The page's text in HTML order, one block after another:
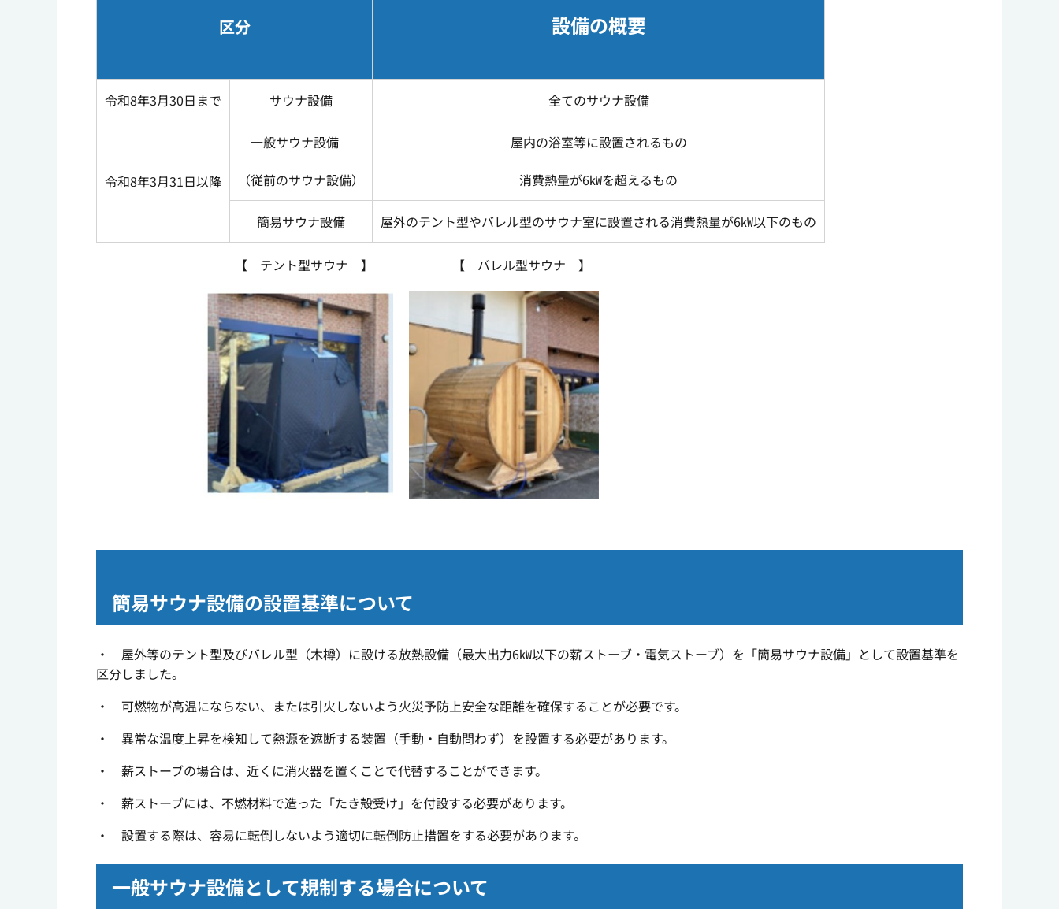
区分 設備の概要
令和8年3月30日まで サウナ設備 全てのサウナ設備
令和8年3月31日以降
一般サウナ設備
（従前のサウナ設備）
屋内の浴室等に設置されるもの
消費熱量が6㎾を超えるもの
簡易サウナ設備 屋外のテント型やバレル型のサウナ室に設置される消費熱量が6㎾以下のもの
【 テント型サウナ 】 【 バレル型サウナ 】
簡易サウナ設備の設置基準について
・ 屋外等のテント型及びバレル型（木樽）に設ける放熱設備（最大出力6㎾以下の薪ストーブ・電気ストーブ）を「簡易サウナ設備」として設置基準を
区分しました。
・ 可燃物が高温にならない、または引火しないよう火災予防上安全な距離を確保することが必要です。
・ 異常な温度上昇を検知して熱源を遮断する装置（手動・自動問わず）を設置する必要があります。
・ 薪ストーブの場合は、近くに消火器を置くことで代替することができます。
・ 薪ストーブには、不燃材料で造った「たき殻受け」を付設する必要があります。
・ 設置する際は、容易に転倒しないよう適切に転倒防止措置をする必要があります。
一般サウナ設備として規制する場合について